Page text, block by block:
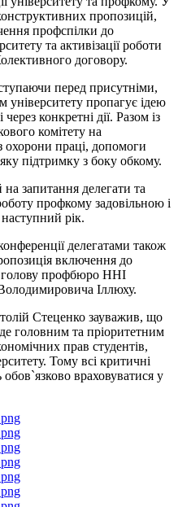
пропозицій,
профспілки до
та активізації роботи
договору.
перед присутніми,
університету пропагує ідею
конкретні дії. Разом із
комітету на
охорони праці, допомоги
підтримку з боку обкому.
на запитання делегати та
профкому задовільною і
рік.
делегатами також
включення до
голову профбюро ННІ
Іллюху.
Стеценко зауважив, що
головним та пріоритетним
прав студентів,
Тому всі критичні
враховуватися у